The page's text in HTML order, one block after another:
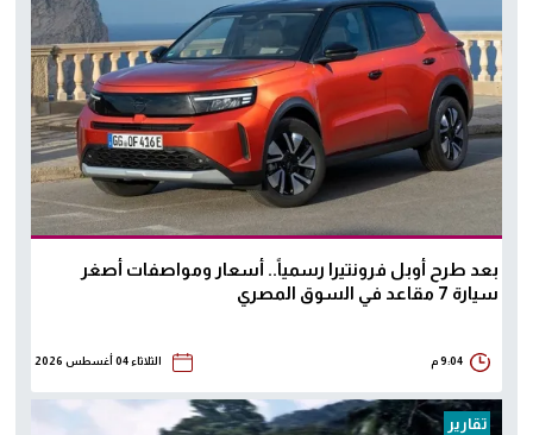
بعد طرح أوبل فرونتيرا رسمياً.. أسعار ومواصفات أصغر
سيارة 7 مقاعد في السوق المصري
9:04 م الثلاثاء 04 أغسطس 2026
تقارير